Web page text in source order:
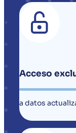
Acceso
a datos